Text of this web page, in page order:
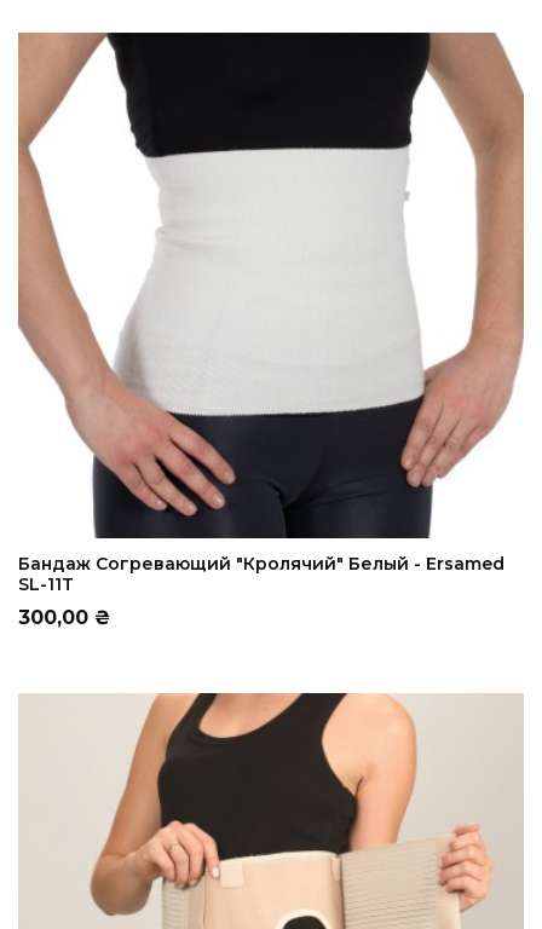
ADD TO CART
Бандаж Согревающий "Кролячий" Белый - Ersamed
SL-11T
Цена
300,00 ₴